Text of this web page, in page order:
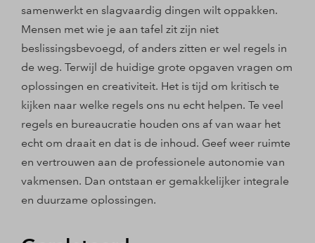
samenwerkt en slagvaardig dingen wilt oppakken.
Mensen met wie je aan tafel zit zijn niet
beslissingsbevoegd, of anders zitten er wel regels in
de weg. Terwijl de huidige grote opgaven vragen om
oplossingen en creativiteit. Het is tijd om kritisch te
kijken naar welke regels ons nu echt helpen. Te veel
regels en bureaucratie houden ons af van waar het
echt om draait en dat is de inhoud. Geef weer ruimte
en vertrouwen aan de professionele autonomie van
vakmensen. Dan ontstaan er gemakkelijker integrale
en duurzame oplossingen.